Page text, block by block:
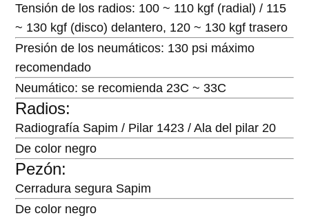
Tensión de los radios: 100 ~ 110 kgf (radial) / 115
~ 130 kgf (disco) delantero, 120 ~ 130 kgf trasero
Presión de los neumáticos: 130 psi máximo
recomendado
Neumático: se recomienda 23C ~ 33C
Radios:
Radiografía Sapim / Pilar 1423 / Ala del pilar 20
De color negro
Pezón:
Cerradura segura Sapim
De color negro